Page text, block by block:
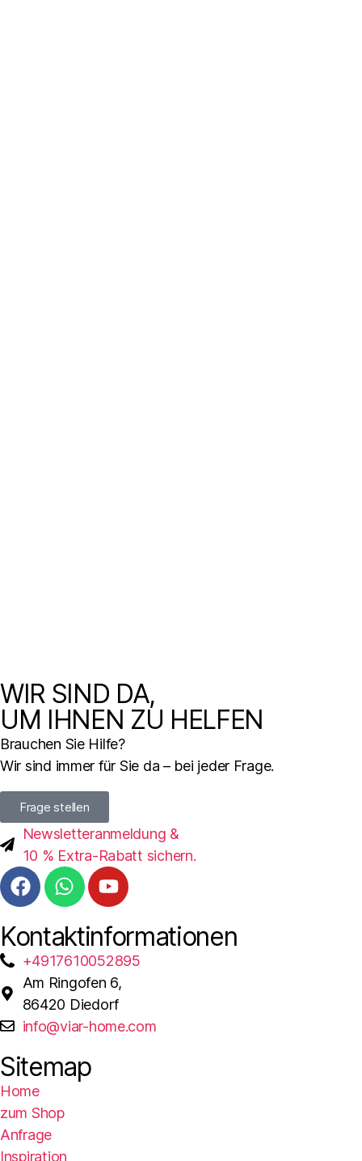
WIR SIND DA,
UM IHNEN ZU HELFEN
Brauchen Sie Hilfe?
Wir sind immer für Sie da – bei jeder Frage.
Frage stellen
Newsletteranmeldung &
10 % Extra-Rabatt sichern.
Kontaktinformationen
+4917610052895
Am Ringofen 6,
86420 Diedorf
info@viar-home.com
Sitemap
Home
zum Shop
Anfrage
Inspiration